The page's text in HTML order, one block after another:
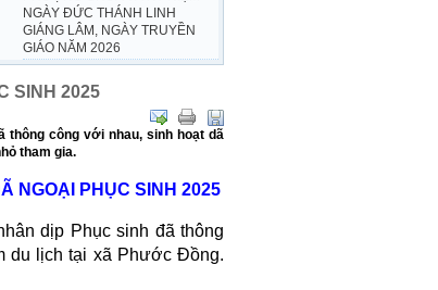
NGÀY ĐỨC THÁNH LINH
GIÁNG LÂM, NGÀY TRUYỀN
GIÁO NĂM 2026
SINH 2025
thông công với nhau, sinh hoạt dã
tham gia.
NGOẠI PHỤC SINH 2025
dịp Phục sinh đã thông
du lịch tại xã Phước Đồng.